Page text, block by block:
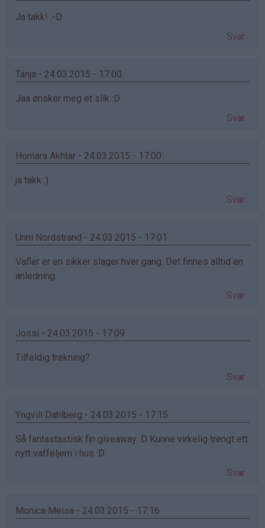
Ja takk! :-D
Svar
Tanja - 24.03.2015 - 17:00
Jaa ønsker meg et slik :D
Svar
Homara Akhtar - 24.03.2015 - 17:00
ja takk :)
Svar
Unni Nordstrand - 24.03.2015 - 17:01
Vafler er en sikker slager hver gang. Det finnes alltid en
anledning.
Svar
Jossi - 24.03.2015 - 17:09
Tilfeldig trekning?
Svar
Yngvill Dahlberg - 24.03.2015 - 17:15
Så fantastastisk fin giveaway :D Kunne virkelig trengt ett
nytt vaffeljern i hus :D
Svar
Monica Meisa - 24.03.2015 - 17:16